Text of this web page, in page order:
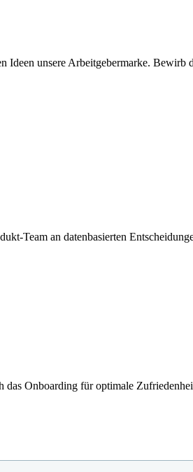
Ideen unsere Arbeitgebermarke. Bewirb
Team an datenbasierten
das Onboarding für optimale